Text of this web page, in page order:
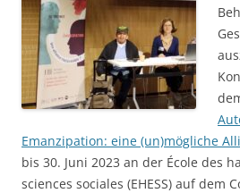
Emanzipation: eine (un)mögliche
bis 30. Juni 2023 an der École des
sciences sociales (EHESS) auf dem